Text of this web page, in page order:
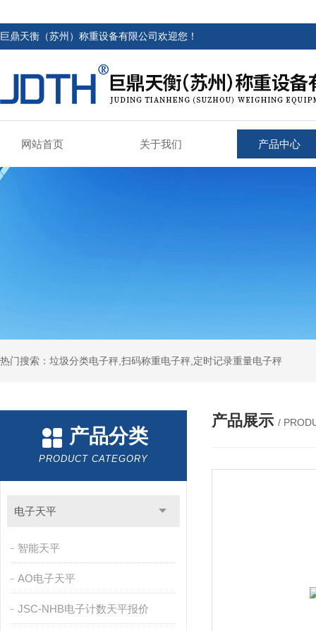
巨鼎天衡（苏州）称重设备有限公司欢迎您！
网站首页 关于我们 产品中心
热门搜索：垃圾分类电子秤,扫码称重电子秤,定时记录重量电子秤
产品分类
PRODUCT CATEGORY
电子天平
智能天平
AO电子天平
JSC-NHB电子计数天平报价
产品展示 /